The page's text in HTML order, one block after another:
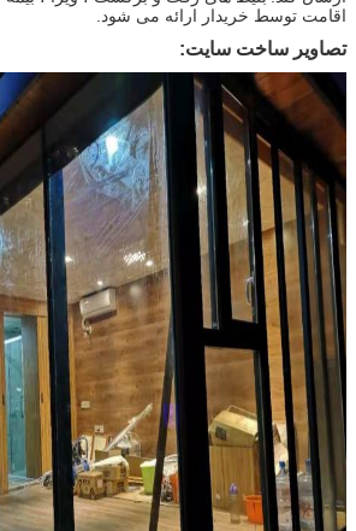
اقامت توسط خریدار ارائه می شود.
تصاویر ساخت سایت: